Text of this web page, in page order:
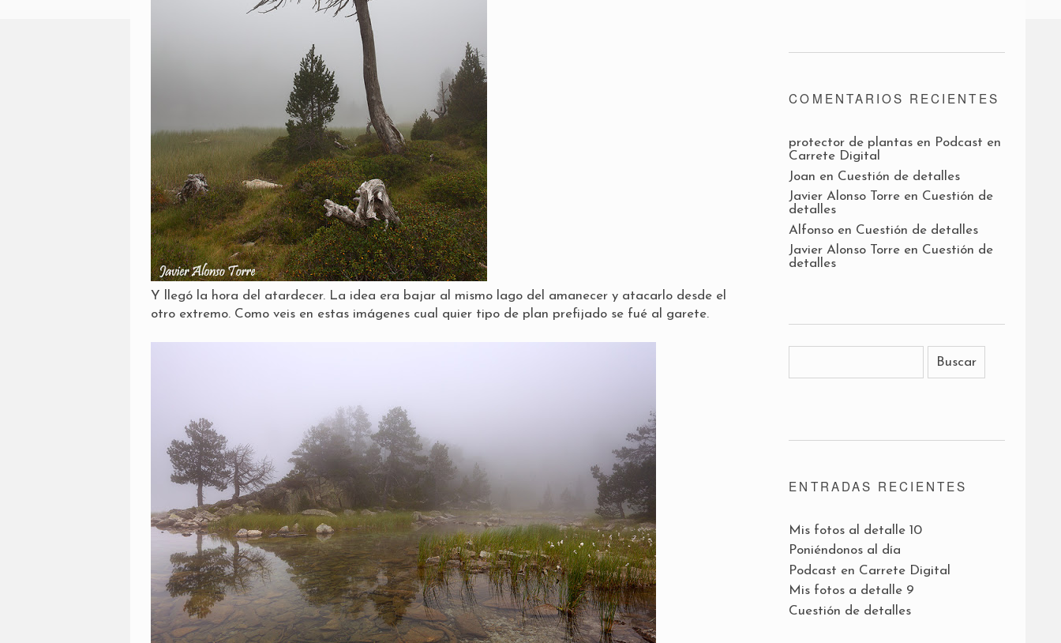
Y llegó la hora del atardecer. La idea era bajar al mismo lago del amanecer y atacarlo desde el
otro extremo. Como veis en estas imágenes cual quier tipo de plan prefijado se fué al garete.
COMENTARIOS RECIENTES
protector de plantas en Podcast en
Carrete Digital
Joan en Cuestión de detalles
Javier Alonso Torre en Cuestión de
detalles
Alfonso en Cuestión de detalles
Javier Alonso Torre en Cuestión de
detalles
ENTRADAS RECIENTES
Mis fotos al detalle 10
Poniéndonos al día
Podcast en Carrete Digital
Mis fotos a detalle 9
Cuestión de detalles